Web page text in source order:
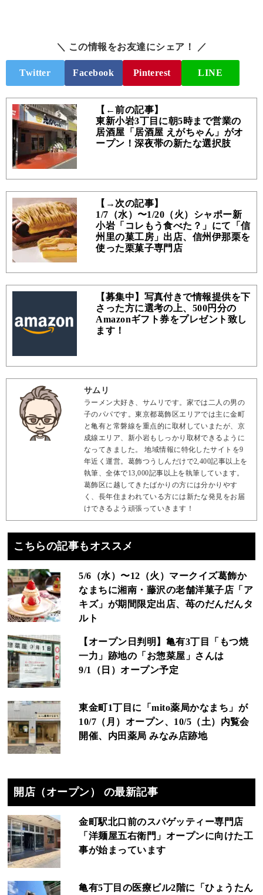
＼ この情報をお友達にシェア！ ／
Twitter Facebook Pinterest LINE
【←前の記事】
東新小岩3丁目に朝5時まで営業の
居酒屋「居酒屋 えがちゃん」がオ
ープン！深夜帯の新たな選択肢
【→次の記事】
1/7（水）〜1/20（火）シャポー新
小岩「コレもう食べた？」にて「信
州里の菓工房」出店、信州伊那栗を
使った栗菓子専門店
【募集中】写真付きで情報提供を下
さった方に選考の上、500円分の
Amazonギフト券をプレゼント致し
ます！
サムリ
ラーメン大好き、サムリです。家では二人の男の
子のパパです。東京都葛飾区エリアでは主に金町
と亀有と常磐線を重点的に取材していまたが、京
成線エリア、新小岩もしっかり取材できるように
なってきました。 地域情報に特化したサイトを9
年近く運営。葛飾つうしんだけで2,400記事以上を
執筆、全体で13,000記事以上を執筆しています。
葛飾区に越してきたばかりの方には分かりやす
く、長年住まわれている方には新たな発見をお届
けできるよう頑張っていきます！
こちらの記事もオススメ
5/6（水）〜12（火）マークイズ葛飾か
なまちに湘南・藤沢の老舗洋菓子店「ア
キズ」が期間限定出店、苺のだんだんタ
ルト
【オープン日判明】亀有3丁目「もつ焼
一力」跡地の「お惣菜屋」さんは
9/1（日）オープン予定
東金町1丁目に「mito薬局かなまち」が
10/7（月）オープン、10/5（土）内覧会
開催、内田薬局 みなみ店跡地
開店（オープン） の最新記事
金町駅北口前のスパゲッティー専門店
「洋麺屋五右衛門」オープンに向けた工
事が始まっています
亀有5丁目の医療ビル2階に「ひょうたん